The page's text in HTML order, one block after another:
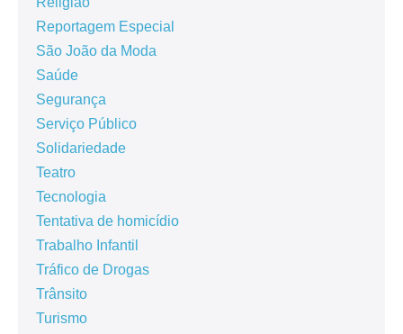
Reportagem Especial
São João da Moda
Saúde
Segurança
Serviço Público
Solidariedade
Teatro
Tecnologia
Tentativa de homicídio
Trabalho Infantil
Tráfico de Drogas
Trânsito
Turismo